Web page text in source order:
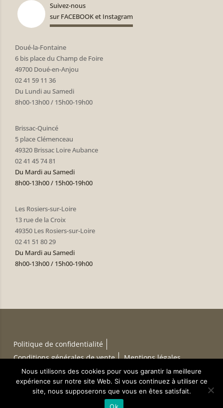
Suivez-nous
sur FACEBOOK et Instagram
Doué-la-Fontaine
6 bis place du Champ de Foire
49700 Doué-en-Anjou
02 41 59 11 36
Du Lundi au Samedi
8h00-13h00 / 15h00-19h00
Brissac-Quincé
5 place Clémenceau
49320 Brissac Loire Aubance
02 41 45 74 81
Du Mardi au Samedi
8h00-13h00 / 15h00-19h00
Les Rosiers-sur-Loire
13 rue de la Croix
49350 Les Rosiers-sur-Loire
02 41 51 80 29
Du Mardi au Samedi
8h00-13h00 / 15h00-19h00
Politique de confidentialité
Conditions générales de vente
Mentions légales
Conception :TERRE DE PIXELS
Nous utilisons des cookies pour vous garantir la meilleure
expérience sur notre site Web. Si vous continuez à utiliser ce
site, nous supposerons que vous en êtes satisfait.
Ok